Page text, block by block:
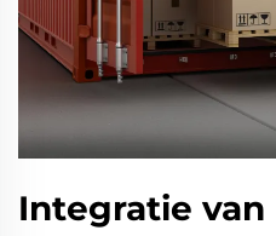
Integratie van